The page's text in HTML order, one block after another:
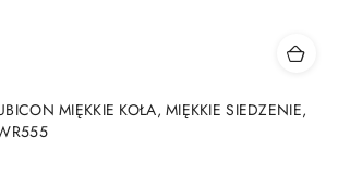
MIĘKKIE KOŁA, MIĘKKIE SIEDZENIE,